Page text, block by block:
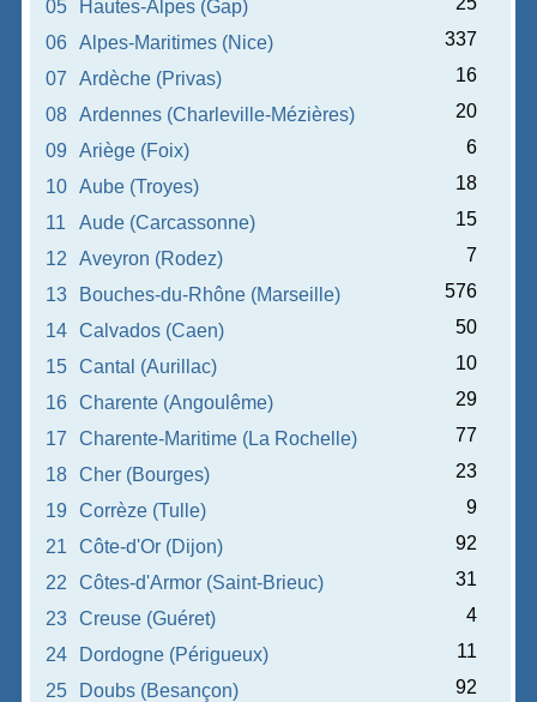
05 Hautes-Alpes (Gap)
06
Alpes-Maritimes (Nice)
337
07
Ardèche (Privas)
16
08
Ardennes (Charleville-Mézières)
20
09
Ariège (Foix)
6
10
Aube (Troyes)
18
11
Aude (Carcassonne)
15
12
Aveyron (Rodez)
7
13
Bouches-du-Rhône (Marseille)
576
14
Calvados (Caen)
50
15
Cantal (Aurillac)
10
16
Charente (Angoulême)
29
17
Charente-Maritime (La Rochelle)
77
18
Cher (Bourges)
23
19
Corrèze (Tulle)
9
21
Côte-d'Or (Dijon)
92
22
Côtes-d'Armor (Saint-Brieuc)
31
23
Creuse (Guéret)
4
24
Dordogne (Périgueux)
11
25
Doubs (Besançon)
92